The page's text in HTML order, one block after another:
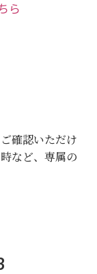
ら
確認いただけ
など、専属の